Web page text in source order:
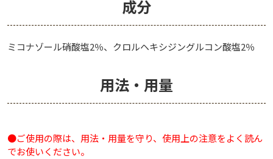
成分
ミコナゾール硝酸塩2％、クロルヘキシジングルコン酸塩2％
用法・用量
●ご使用の際は、用法・用量を守り、使用上の注意をよく読ん
でお使いください。